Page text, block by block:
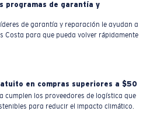
programas de garantía y
de garantía y reparación le ayudan a
Costa para que pueda volver rápidamente
en compras superiores a $50
cumplen los proveedores de logística que
para reducir el impacto climático.